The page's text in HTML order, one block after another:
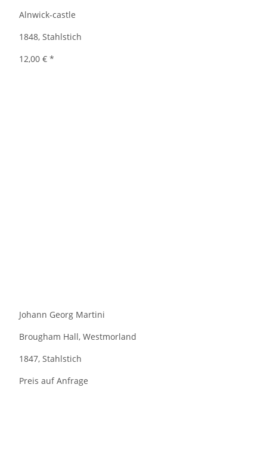
Alnwick-castle
1848, Stahlstich
12,00 € *
Johann Georg Martini
Brougham Hall, Westmorland
1847, Stahlstich
Preis auf Anfrage